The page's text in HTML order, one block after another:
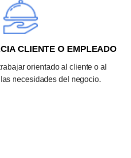
CLIENTE O EMPLEADO
orientado al cliente o al
necesidades del negocio.